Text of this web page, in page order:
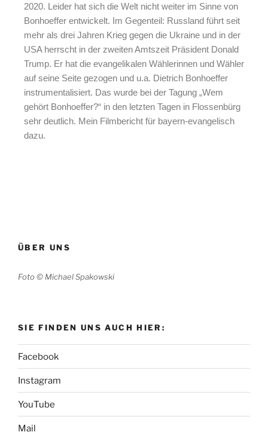
2020. Leider hat sich die Welt nicht weiter im Sinne von
Bonhoeffer entwickelt. Im Gegenteil: Russland führt seit
mehr als drei Jahren Krieg gegen die Ukraine und in der
USA herrscht in der zweiten Amtszeit Präsident Donald
Trump. Er hat die evangelikalen Wählerinnen und Wähler
auf seine Seite gezogen und u.a. Dietrich Bonhoeffer
instrumentalisiert. Das wurde bei der Tagung „Wem
gehört Bonhoeffer?“ in den letzten Tagen in Flossenbürg
sehr deutlich. Mein Filmbericht für bayern-evangelisch
dazu.
ÜBER UNS
Foto © Michael Spakowski
SIE FINDEN UNS AUCH HIER:
Facebook
Instagram
YouTube
Mail